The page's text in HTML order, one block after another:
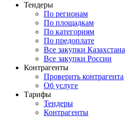
Тендеры
По регионам
По площадкам
По категориям
По предоплате
Все закупки Казахстана
Все закупки России
Контрагенты
Проверить контрагента
Об услуге
Тарифы
Тендеры
Контрагенты